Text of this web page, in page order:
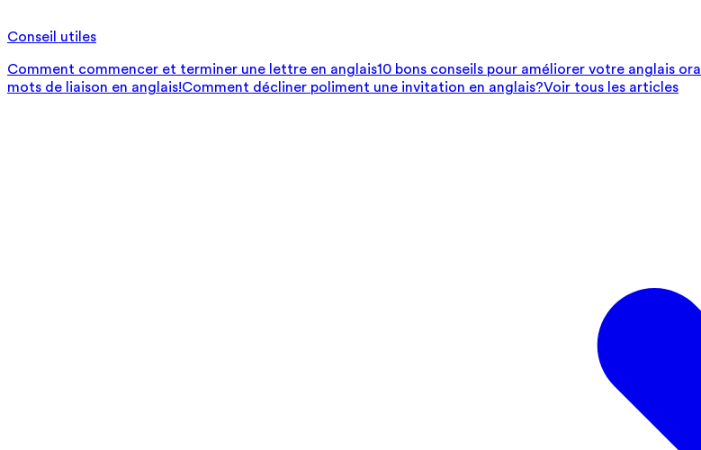
Conseil utiles
Comment commencer et terminer une lettre en anglais10 bons conseils pour améliorer votre anglais oral
mots de liaison en anglais!Comment décliner poliment une invitation en anglais?Voir tous les articles